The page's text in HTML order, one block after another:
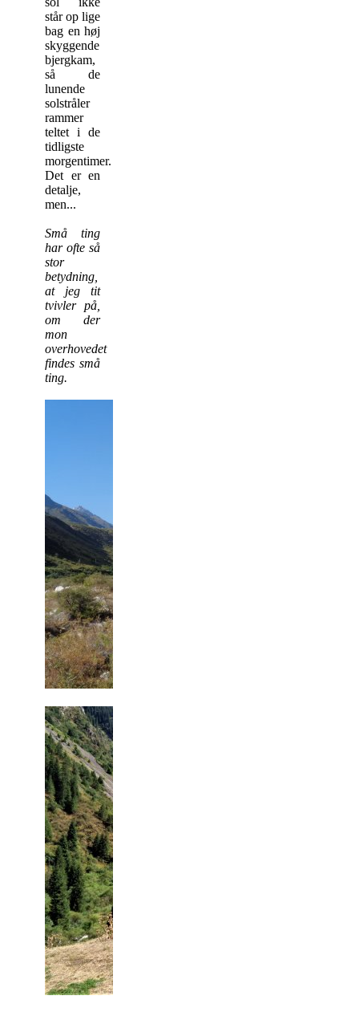
står op lige
bag en høj
skyggende
bjergkam,
så de
lunende
solstråler
rammer
teltet i de
tidligste
morgentimer.
Det er en
detalje,
men...
Små ting
har ofte så
stor
betydning,
at jeg tit
tvivler på,
om der
mon
overhovedet
findes små
ting.